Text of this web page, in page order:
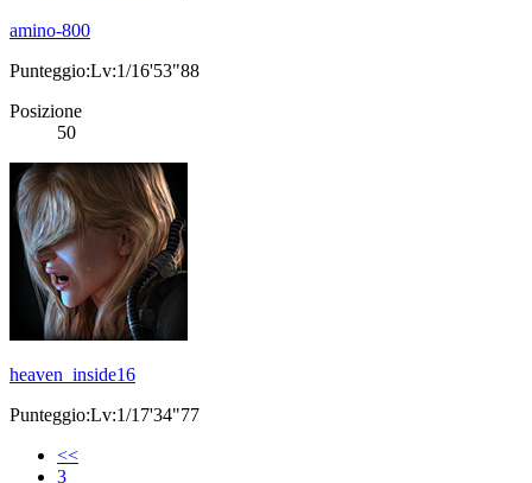
amino-800
Punteggio:Lv:1/16'53"88
Posizione
50
heaven_inside16
Punteggio:Lv:1/17'34"77
<<
3